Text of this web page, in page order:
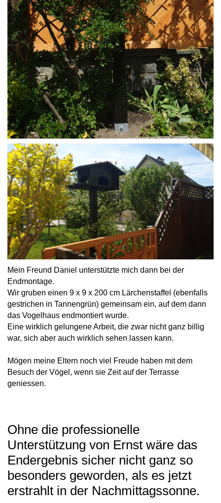
Mein Freund Daniel unterstützte mich dann bei der
Endmontage.
Wir gruben einen 9 x 9 x 200 cm Lärchenstaffel (ebenfalls
gestrichen in Tannengrün) gemeinsam ein, auf dem dann
das Vogelhaus endmontiert wurde.
Eine wirklich gelungene Arbeit, die zwar nicht ganz billig
war, sich aber auch wirklich sehen lassen kann.
Mögen meine Eltern noch viel Freude haben mit dem
Besuch der Vögel, wenn sie Zeit auf der Terrasse
geniessen.
Ohne die professionelle
Unterstützung von Ernst wäre das
Endergebnis sicher nicht ganz so
besonders geworden, als es jetzt
erstrahlt in der Nachmittagssonne.